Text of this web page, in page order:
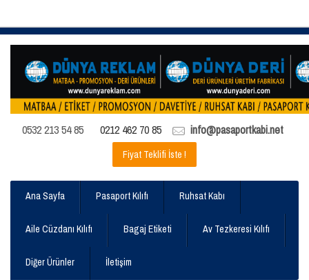
0532 213 54 85 0212 462 70 85 info@pasaportkabi.net
Fiyat Teklifi İste !
Ana Sayfa Pasaport Kılıfı Ruhsat Kabı
Aile Cüzdanı Kılıfı Bagaj Etiketi Av Tezkeresi Kılıfı
Diğer Ürünler İletişim